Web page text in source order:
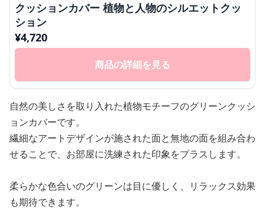
クッションカバー 植物と人物のシルエットクッ
ション
¥4,720
商品の詳細を見る
自然の美しさを取り入れた植物モチーフのグリーンクッシ
ョンカバーです。
繊細なアートデザインが施された面と無地の面を組み合わ
せることで、お部屋に洗練された印象をプラスします。
柔らかな色合いのグリーンは目に優しく、リラックス効果
も期待できます。